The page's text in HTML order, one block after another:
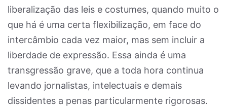
liberalização das leis e costumes, quando muito o
que há é uma certa flexibilização, em face do
intercâmbio cada vez maior, mas sem incluir a
liberdade de expressão. Essa ainda é uma
transgressão grave, que a toda hora continua
levando jornalistas, intelectuais e demais
dissidentes a penas particularmente rigorosas.